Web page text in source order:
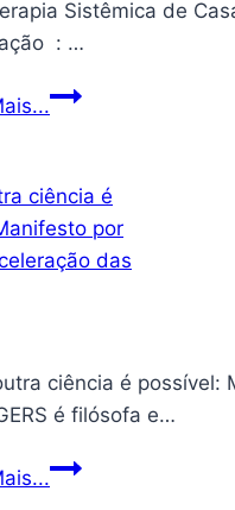
Sistêmica de Casal:
publicação ‏ : ‎…
Psicoterapia
Casal:
Mesmo
Enfoque,
ciência é possível:
é filósofa e…
Uma